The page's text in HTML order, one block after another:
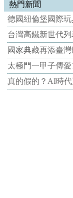
熱門新聞
德國紐倫堡國際
台灣高鐵新世代
國家典藏再添臺
太極門一甲子傳
真的假的？AI時